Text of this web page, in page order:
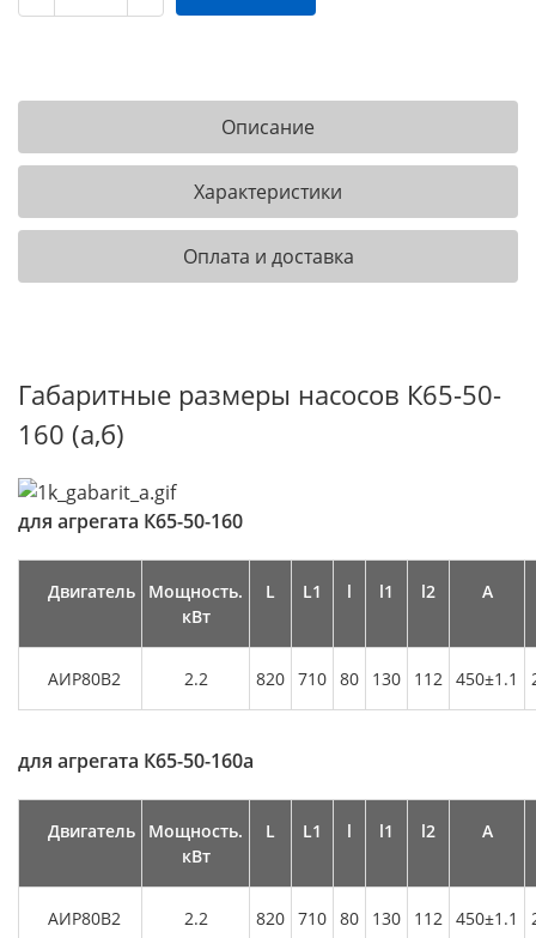
Описание
Характеристики
Оплата и доставка
Габаритные размеры насосов К65-50-
160 (а,б)
для агрегата К65-50-160
Двигатель
Мощность.
кВт
L L1 l l1 l2 А
АИР80В2 2.2 820 710 80 130 112 450±1.1
для агрегата К65-50-160а
Двигатель
Мощность.
кВт
L L1 l l1 l2 А
АИР80В2 2.2 820 710 80 130 112 450±1.1